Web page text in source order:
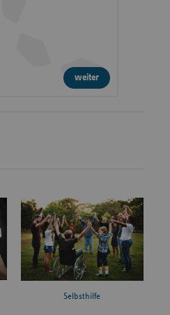
weiter
Selbsthilfe